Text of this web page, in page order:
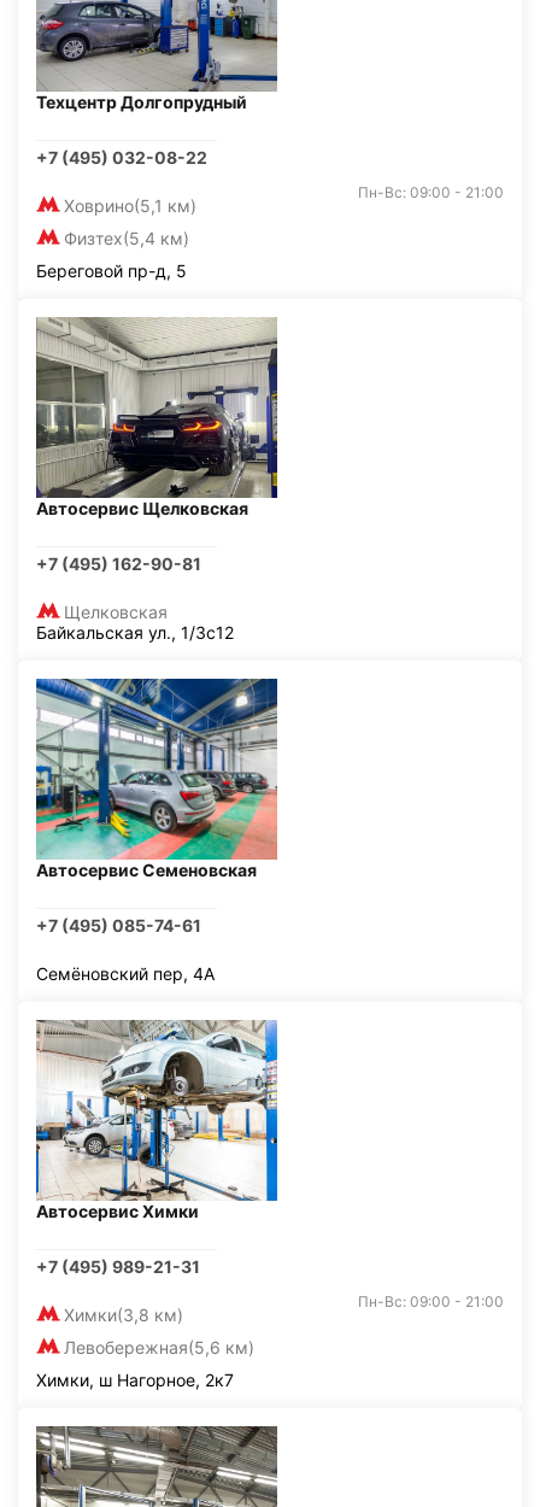
Техцентр Долгопрудный
+7 (495) 032-08-22
Ховрино(5,1 км)
Физтех(5,4 км)
Пн-Вс: 09:00 - 21:00
Береговой пр-д, 5
Автосервис Щелковская
+7 (495) 162-90-81
Щелковская
Байкальская ул., 1/3с12
Автосервис Семеновская
+7 (495) 085-74-61
Семёновский пер, 4А
Автосервис Химки
+7 (495) 989-21-31
Химки(3,8 км)
Левобережная(5,6 км)
Пн-Вс: 09:00 - 21:00
Химки, ш Нагорное, 2к7